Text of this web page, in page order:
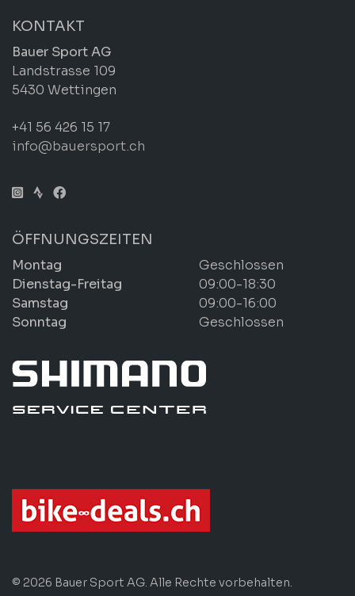
KONTAKT
Bauer Sport AG
Landstrasse 109
5430 Wettingen
+41 56 426 15 17
info@bauersport.ch
ÖFFNUNGSZEITEN
Montag
Geschlossen
Dienstag-Freitag
09:00-18:30
Samstag
09:00-16:00
Sonntag
Geschlossen
© 2026 Bauer Sport AG. Alle Rechte vorbehalten.